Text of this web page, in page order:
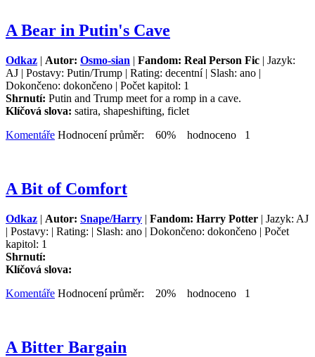
A Bear in Putin's Cave
Odkaz | Autor: Osmo-sian | Fandom: Real Person Fic | Jazyk:
AJ | Postavy: Putin/Trump | Rating: decentní | Slash: ano |
Dokončeno: dokončeno | Počet kapitol: 1
Shrnutí: Putin and Trump meet for a romp in a cave.
Klíčová slova: satira, shapeshifting, ficlet
Komentáře Hodnocení průměr: 60% hodnoceno 1
A Bit of Comfort
Odkaz | Autor: Snape/Harry | Fandom: Harry Potter | Jazyk: AJ
| Postavy: | Rating: | Slash: ano | Dokončeno: dokončeno | Počet
kapitol: 1
Shrnutí:
Klíčová slova:
Komentáře Hodnocení průměr: 20% hodnoceno 1
A Bitter Bargain